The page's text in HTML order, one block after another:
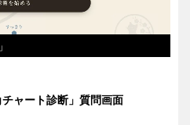
チャート診断」質問画面